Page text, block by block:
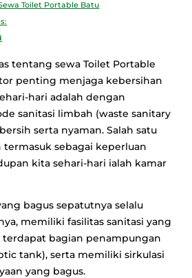
Toilet Portable Batu
tentang sewa Toilet Portable
penting menjaga kebersihan
hari adalah dengan
sanitasi limbah (waste sanitary
serta nyaman. Salah satu
sebagai keperluan
kita sehari-hari ialah kamar
bagus sepatutnya selalu
memiliki fasilitas sanitasi yang
bagian penampungan
tank), serta memiliki sirkulasi
yang bagus.